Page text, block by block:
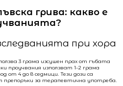
грива: какво е
при хора
3 грама изсушен прах от гъбата
проучвания използват 1–2 грама
от 4 до 8 седмици. Тези дози са
препоръки за терапевтична употреба.